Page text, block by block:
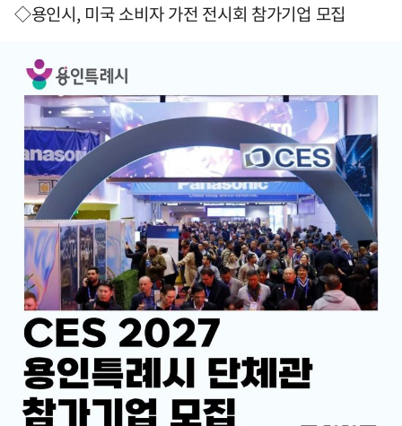
◇용인시, 미국 소비자 가전 전시회 참가기업 모집